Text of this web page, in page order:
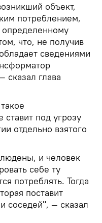
объект,
потреблением,
что, не получив
сведениями
сказал глава
ставит под угрозу
отдельно взятого
и человек
себе ту
потреблять. Тогда
поставит
соседей", — сказал